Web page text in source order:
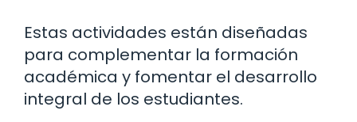
Estas actividades están diseñadas
para complementar la formación
académica y fomentar el desarrollo
integral de los estudiantes.